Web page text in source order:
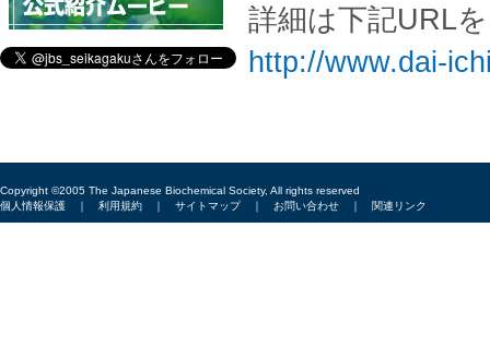
詳細は下記URL
http://www.dai-
Copyright ©2005 The Japanese Biochemical Society, All rights reserved
個人情報保護 ｜ 利用規約 ｜ サイトマップ｜ お問い合わせ ｜ 関連リンク